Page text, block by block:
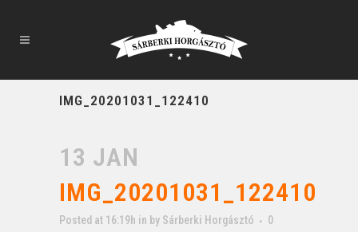
IMG_20201031_122410
13 JAN
IMG_20201031_122410
Posted at 16:19h in by Sárberki Horgásztó
0